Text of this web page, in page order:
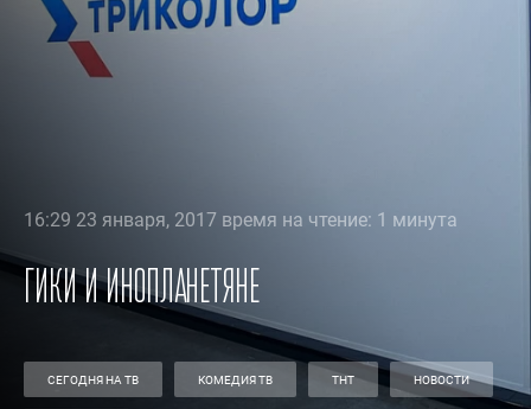
16:29 23 января, 2017 время на чтение: 1 минута
Гики и инопланетяне
СЕГОДНЯ НА ТВ КОМЕДИЯ ТВ ТНТ НОВОСТИ